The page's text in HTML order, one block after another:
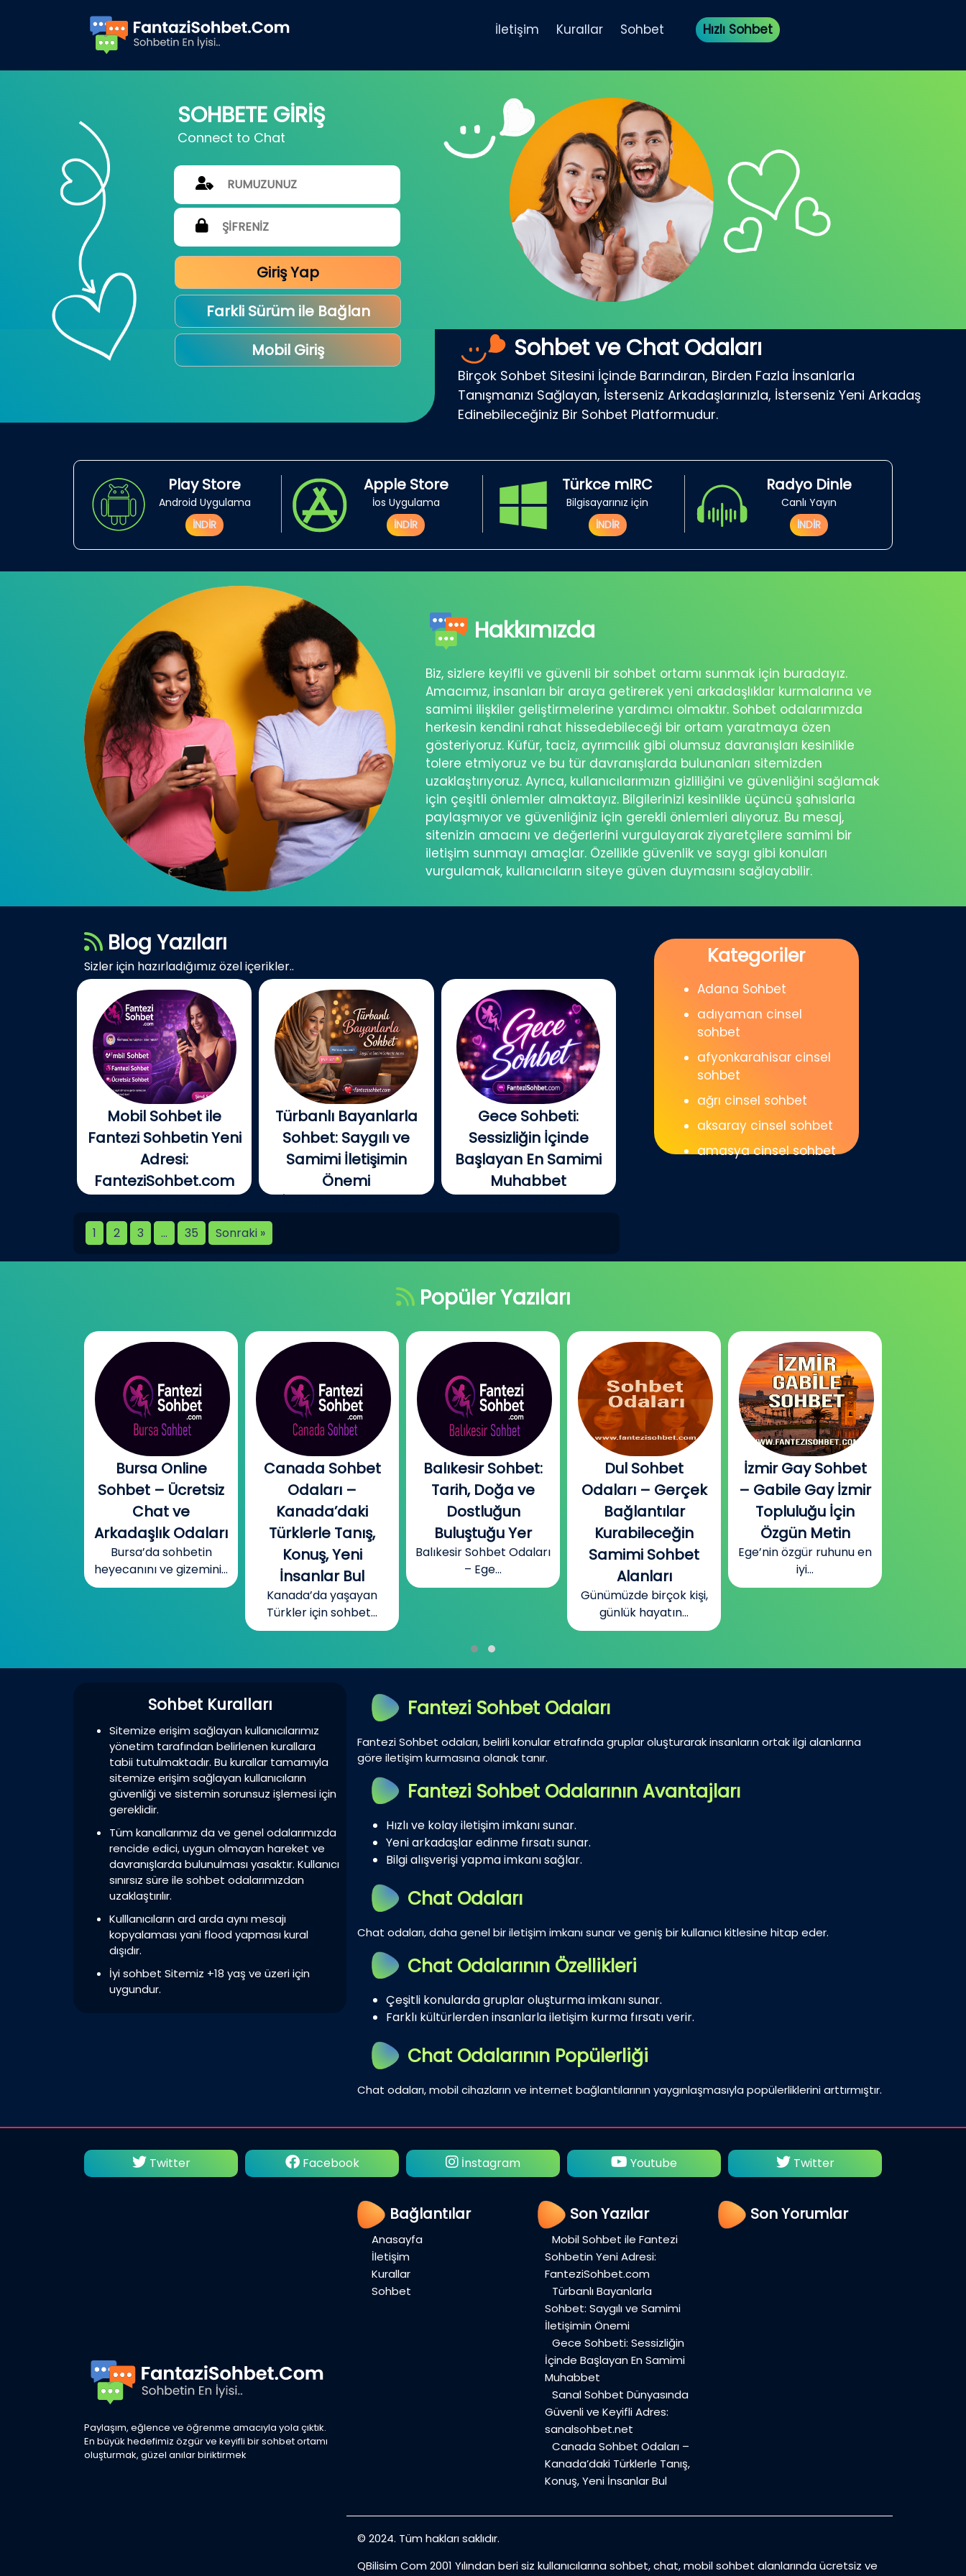
İletişim Kurallar Sohbet Hızlı Sohbet
SOHBETE GİRİŞ
Connect to Chat
Giriş Yap
Farkli Sürüm ile Bağlan
Mobil Giriş
Sohbet ve Chat Odaları
Birçok Sohbet Sitesini İçinde Barındıran, Birden Fazla İnsanlarla
Tanışmanızı Sağlayan, İsterseniz Arkadaşlarınızla, İsterseniz Yeni Arkadaş
Edinebileceğiniz Bir Sohbet Platformudur.
Play Store
Android Uygulama
İNDİR
Apple Store
İos Uygulama
İNDİR
Türkce mIRC
Bilgisayarınız için
İNDİR
Radyo Dinle
Canlı Yayın
İNDİR
Hakkımızda
Biz, sizlere keyifli ve güvenli bir sohbet ortamı sunmak için buradayız.
Amacımız, insanları bir araya getirerek yeni arkadaşlıklar kurmalarına ve
samimi ilişkiler geliştirmelerine yardımcı olmaktır. Sohbet odalarımızda
herkesin kendini rahat hissedebileceği bir ortam yaratmaya özen
gösteriyoruz. Küfür, taciz, ayrımcılık gibi olumsuz davranışları kesinlikle
tolere etmiyoruz ve bu tür davranışlarda bulunanları sitemizden
uzaklaştırıyoruz. Ayrıca, kullanıcılarımızın gizliliğini ve güvenliğini sağlamak
için çeşitli önlemler almaktayız. Bilgilerinizi kesinlikle üçüncü şahıslarla
paylaşmıyor ve güvenliğiniz için gerekli önlemleri alıyoruz. Bu mesaj,
sitenizin amacını ve değerlerini vurgulayarak ziyaretçilere samimi bir
iletişim sunmayı amaçlar. Özellikle güvenlik ve saygı gibi konuları
vurgulamak, kullanıcıların siteye güven duymasını sağlayabilir.
Blog Yazıları
Sizler için hazırladığımız özel içerikler..
Mobil Sohbet ile
Fantezi Sohbetin Yeni
Adresi:
FanteziSohbet.com
Açık konuşayım, artık çoğu
kişi...
Türbanlı Bayanlarla
Sohbet: Saygılı ve
Samimi İletişimin
Önemi
İnternetin gelişmesiyle
Gece Sohbeti:
Sessizliğin İçinde
Başlayan En Samimi
Muhabbet
Gecenin ilerleyen
1
2 3 … 35 Sonraki »
Kategoriler
Adana Sohbet
adıyaman cinsel
sohbet
afyonkarahisar cinsel
sohbet
ağrı cinsel sohbet
aksaray cinsel sohbet
amasya cinsel sohbet
Popüler Yazıları
Bursa Online
Sohbet – Ücretsiz
Chat ve
Arkadaşlık Odaları
Bursa’da sohbetin
heyecanını ve gizemini...
Canada Sohbet
Odaları –
Kanada’daki
Türklerle Tanış,
Konuş, Yeni
İnsanlar Bul
Kanada’da yaşayan
Türkler için sohbet...
Balıkesir Sohbet:
Tarih, Doğa ve
Dostluğun
Buluştuğu Yer
Balıkesir Sohbet Odaları
– Ege...
Dul Sohbet
Odaları – Gerçek
Bağlantılar
Kurabileceğin
Samimi Sohbet
Alanları
Günümüzde birçok kişi,
günlük hayatın...
İzmir Gay Sohbet
– Gabile Gay İzmir
Topluluğu İçin
Özgün Metin
Ege’nin özgür ruhunu en
iyi...
Sohbet Kuralları
Sitemize erişim sağlayan kullanıcılarımız
yönetim tarafından belirlenen kurallara
tabii tutulmaktadır. Bu kurallar tamamıyla
sitemize erişim sağlayan kullanıcıların
güvenliği ve sistemin sorunsuz işlemesi için
gereklidir.
Tüm kanallarımız da ve genel odalarımızda
rencide edici, uygun olmayan hareket ve
davranışlarda bulunulması yasaktır. Kullanıcı
sınırsız süre ile sohbet odalarımızdan
uzaklaştırılır.
Kulllanıcıların ard arda aynı mesajı
kopyalaması yani flood yapması kural
dışıdır.
İyi sohbet Sitemiz +18 yaş ve üzeri için
uygundur.
Fantezi Sohbet Odaları
Fantezi Sohbet odaları, belirli konular etrafında gruplar oluşturarak insanların ortak ilgi alanlarına
göre iletişim kurmasına olanak tanır.
Fantezi Sohbet Odalarının Avantajları
Hızlı ve kolay iletişim imkanı sunar.
Yeni arkadaşlar edinme fırsatı sunar.
Bilgi alışverişi yapma imkanı sağlar.
Chat Odaları
Chat odaları, daha genel bir iletişim imkanı sunar ve geniş bir kullanıcı kitlesine hitap eder.
Chat Odalarının Özellikleri
Çeşitli konularda gruplar oluşturma imkanı sunar.
Farklı kültürlerden insanlarla iletişim kurma fırsatı verir.
Chat Odalarının Popülerliği
Chat odaları, mobil cihazların ve internet bağlantılarının yaygınlaşmasıyla popülerliklerini arttırmıştır.
Twitter Facebook İnstagram Youtube Twitter
Paylaşım, eğlence ve öğrenme amacıyla yola çıktık.
En büyük hedefimiz özgür ve keyifli bir sohbet ortamı
oluşturmak, güzel anılar biriktirmek
Bağlantılar
Anasayfa
İletişim
Kurallar
Sohbet
Son Yazılar
Mobil Sohbet ile Fantezi
Sohbetin Yeni Adresi:
FanteziSohbet.com
Türbanlı Bayanlarla
Sohbet: Saygılı ve Samimi
İletişimin Önemi
Gece Sohbeti: Sessizliğin
İçinde Başlayan En Samimi
Muhabbet
Sanal Sohbet Dünyasında
Güvenli ve Keyifli Adres:
sanalsohbet.net
Canada Sohbet Odaları –
Kanada’daki Türklerle Tanış,
Konuş, Yeni İnsanlar Bul
Son Yorumlar
© 2024. Tüm hakları saklıdır.
QBilisim Com 2001 Yılından beri siz kullanıcılarına sohbet, chat, mobil sohbet alanlarında ücretsiz ve